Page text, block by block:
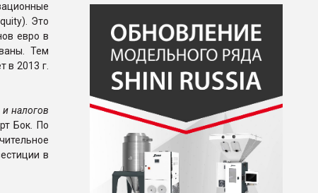
Это
евро в
Тем
в 2013 г.
налогов
Бок. По
в